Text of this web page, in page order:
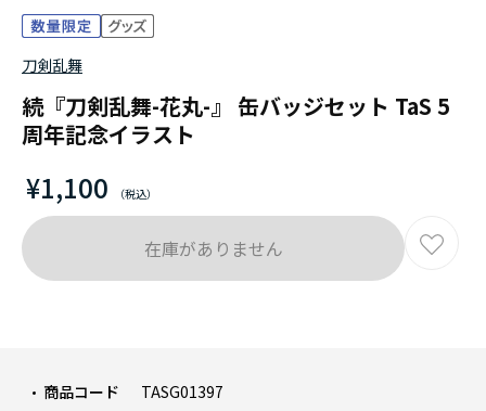
刀剣乱舞
続『刀剣乱舞-花丸-』 缶バッジセット TaS 5
周年記念イラスト
¥1,100
商品コード
TASG01397
在庫がありません